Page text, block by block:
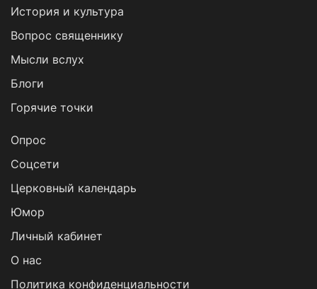
История и культура
Вопрос священнику
Мысли вслух
Блоги
Горячие точки
Опрос
Cоцсети
Церковный календарь
Юмор
Личный кабинет
О нас
Политика конфиденциальности